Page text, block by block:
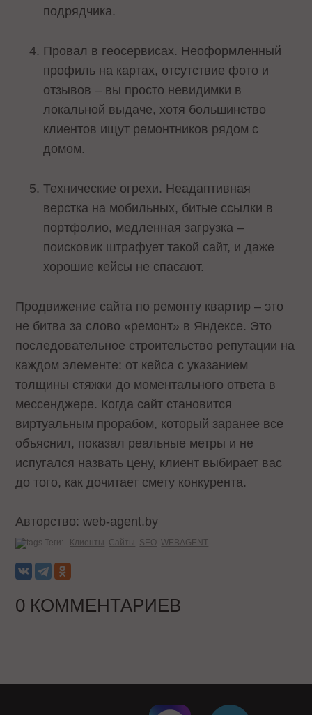
подрядчика.
Провал в геосервисах. Неоформленный
профиль на картах, отсутствие фото и
отзывов – вы просто невидимки в
локальной выдаче, хотя большинство
клиентов ищут ремонтников рядом с
домом.
Технические огрехи. Неадаптивная
верстка на мобильных, битые ссылки в
портфолио, медленная загрузка –
поисковик штрафует такой сайт, и даже
хорошие кейсы не спасают.
Продвижение сайта по ремонту квартир – это
не битва за слово «ремонт» в Яндексе. Это
последовательное строительство репутации на
каждом элементе: от кейса с указанием
толщины стяжки до моментального ответа в
мессенджере. Когда сайт становится
виртуальным прорабом, который заранее все
объяснил, показал реальные метры и не
испугался назвать цену, клиент выбирает вас
до того, как дочитает смету конкурента.
Авторство: web-agent.by
Теги: Клиенты Сайты SEO WEBAGENT
0 КОММЕНТАРИЕВ